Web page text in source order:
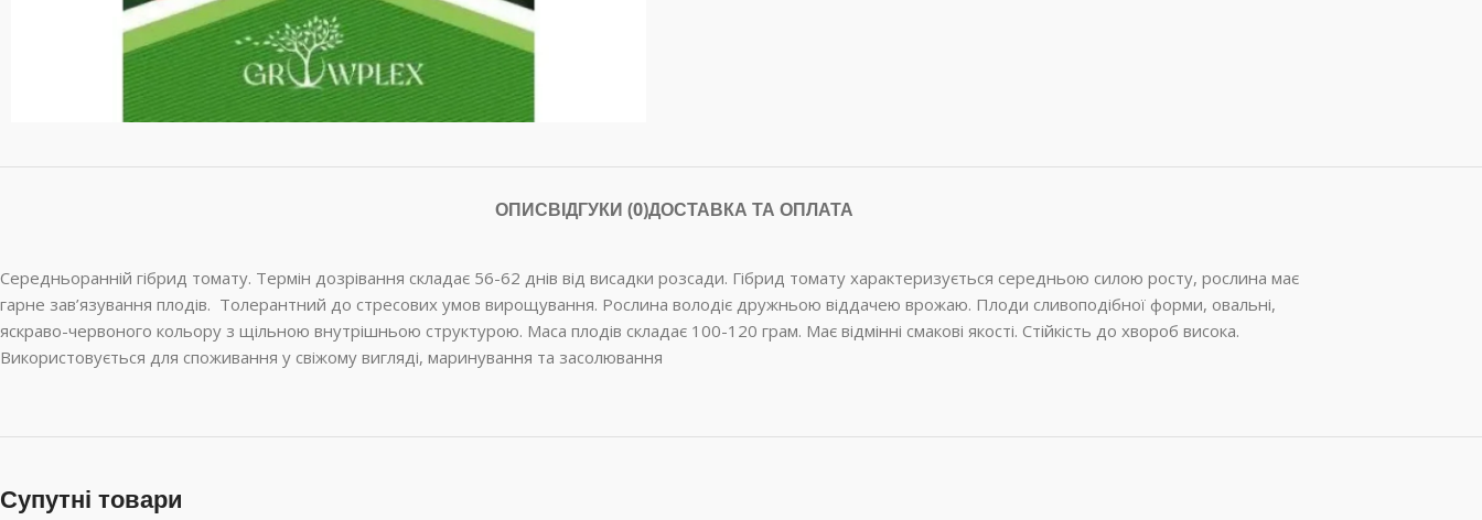
ОПИСВІДГУКИ (0)ДОСТАВКА ТА ОПЛАТА
Середньоранній гібрид томату. Термін дозрівання складає 56-62 днів від висадки розсади. Гібрид томату характеризується середньою силою росту, рослина має
гарне зав’язування плодів. Толерантний до стресових умов вирощування. Рослина володіє дружньою віддачею врожаю. Плоди сливоподібної форми, овальні,
яскраво-червоного кольору з щільною внутрішньою структурою. Маса плодів складає 100-120 грам. Має відмінні смакові якості. Стійкість до хвороб висока.
Використовується для споживання у свіжому вигляді, маринування та засолювання
Супутні товари